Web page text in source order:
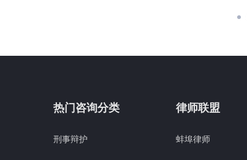
热门咨询分类
刑事辩护
律师联盟
蚌埠律师